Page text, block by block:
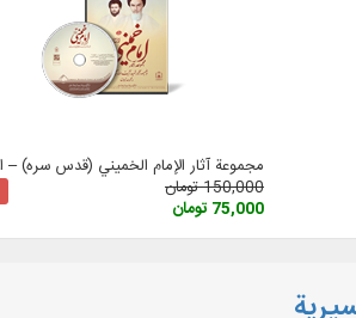
مجموعة آثار الإمام الخميني (قدس سره) –
150,000 تومان
75,000 تومان